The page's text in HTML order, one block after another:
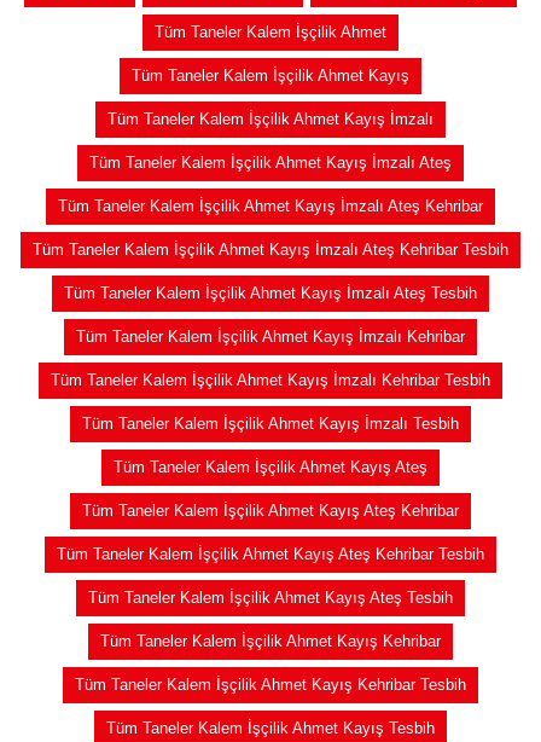
Tüm Taneler Kalem İşçilik Ahmet
Tüm Taneler Kalem İşçilik Ahmet Kayış
Tüm Taneler Kalem İşçilik Ahmet Kayış İmzalı
Tüm Taneler Kalem İşçilik Ahmet Kayış İmzalı Ateş
Tüm Taneler Kalem İşçilik Ahmet Kayış İmzalı Ateş Kehribar
Tüm Taneler Kalem İşçilik Ahmet Kayış İmzalı Ateş Kehribar Tesbih
Tüm Taneler Kalem İşçilik Ahmet Kayış İmzalı Ateş Tesbih
Tüm Taneler Kalem İşçilik Ahmet Kayış İmzalı Kehribar
Tüm Taneler Kalem İşçilik Ahmet Kayış İmzalı Kehribar Tesbih
Tüm Taneler Kalem İşçilik Ahmet Kayış İmzalı Tesbih
Tüm Taneler Kalem İşçilik Ahmet Kayış Ateş
Tüm Taneler Kalem İşçilik Ahmet Kayış Ateş Kehribar
Tüm Taneler Kalem İşçilik Ahmet Kayış Ateş Kehribar Tesbih
Tüm Taneler Kalem İşçilik Ahmet Kayış Ateş Tesbih
Tüm Taneler Kalem İşçilik Ahmet Kayış Kehribar
Tüm Taneler Kalem İşçilik Ahmet Kayış Kehribar Tesbih
Tüm Taneler Kalem İşçilik Ahmet Kayış Tesbih